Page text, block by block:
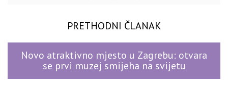
PRETHODNI ČLANAK
Novo atraktivno mjesto u Zagrebu: otvara
se prvi muzej smijeha na svijetu